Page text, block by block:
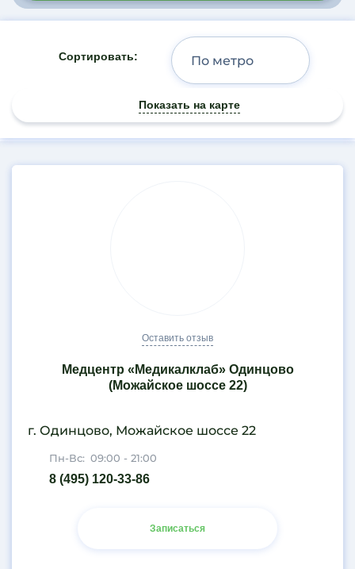
Сортировать:
Показать на карте
Оставить отзыв
Медцентр «Медикалклаб» Одинцово
(Можайское шоссе 22)
г. Одинцово, Можайское шоссе 22
Пн-Вс: 09:00 - 21:00
8 (495) 120-33-86
Записаться